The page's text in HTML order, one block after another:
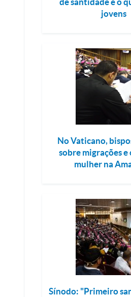
de santidade é o
jovens
No Vaticano,
sobre migrações e
mulher na
Sínodo: "Primeiro